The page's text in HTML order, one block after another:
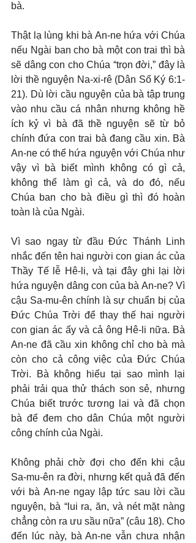
bà.
Thật lạ lùng khi bà An-ne hứa với Chúa
nếu Ngài ban cho bà một con trai thì bà
sẽ dâng con cho Chúa “trọn đời,” đây là
lời thề nguyện Na-xi-rê (Dân Số Ký 6:1-
21). Dù lời cầu nguyện của bà tập trung
vào nhu cầu cá nhân nhưng không hề
ích kỷ vì bà đã thề nguyện sẽ từ bỏ
chính đứa con trai bà đang cầu xin. Bà
An-ne có thể hứa nguyện với Chúa như
vậy vì bà biết mình không có gì cả,
không thể làm gì cả, và do đó, nếu
Chúa ban cho bà điều gì thì đó hoàn
toàn là của Ngài.
Vì sao ngay từ đầu Đức Thánh Linh
nhắc đến tên hai người con gian ác của
Thầy Tế lễ Hê-li, và tại đây ghi lại lời
hứa nguyện dâng con của bà An-ne? Vì
cậu Sa-mu-ên chính là sự chuẩn bị của
Đức Chúa Trời để thay thế hai người
con gian ác ấy và cả ông Hê-li nữa. Bà
An-ne đã cầu xin không chỉ cho bà mà
còn cho cả công việc của Đức Chúa
Trời. Bà không hiểu tại sao mình lại
phải trải qua thử thách son sẻ, nhưng
Chúa biết trước tương lai và đã chọn
bà để đem cho dân Chúa một người
công chính của Ngài.
Không phải chờ đợi cho đến khi cậu
Sa-mu-ên ra đời, nhưng kết quả đã đến
với bà An-ne ngay lập tức sau lời cầu
nguyện, bà “lui ra, ăn, và nét mặt nàng
chẳng còn ra ưu sầu nữa” (câu 18). Cho
đến lúc này, bà An-ne vẫn chưa nhận